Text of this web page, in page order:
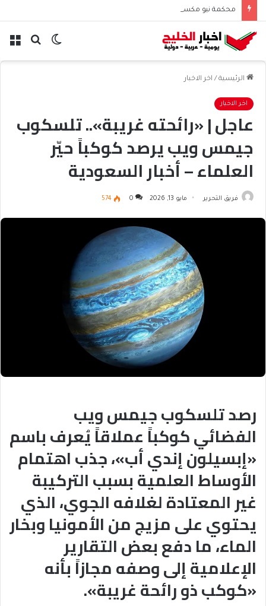
محكمة نيو مكسيكو تغرم ميتا نصف مليار دولار بسبب الأطفال
بحث الوضع
الرئيسية / اخر الاخبار
اخر الاخبار
عاجل | «رائحته غريبة».. تلسكوب
جيمس ويب يرصد كوكباً حيّر
العلماء – أخبار السعودية
فريق التحرير مايو 13, 2026 0
574
رصد تلسكوب جيمس ويب
الفضائي كوكباً عملاقاً يُعرف باسم
«إبسيلون إندي أب»، جذب اهتمام
الأوساط العلمية بسبب التركيبة
غير المعتادة لغلافه الجوي، الذي
يحتوي على مزيج من الأمونيا وبخار
الماء، ما دفع بعض التقارير
الإعلامية إلى وصفه مجازاً بأنه
«كوكب ذو رائحة غريبة».